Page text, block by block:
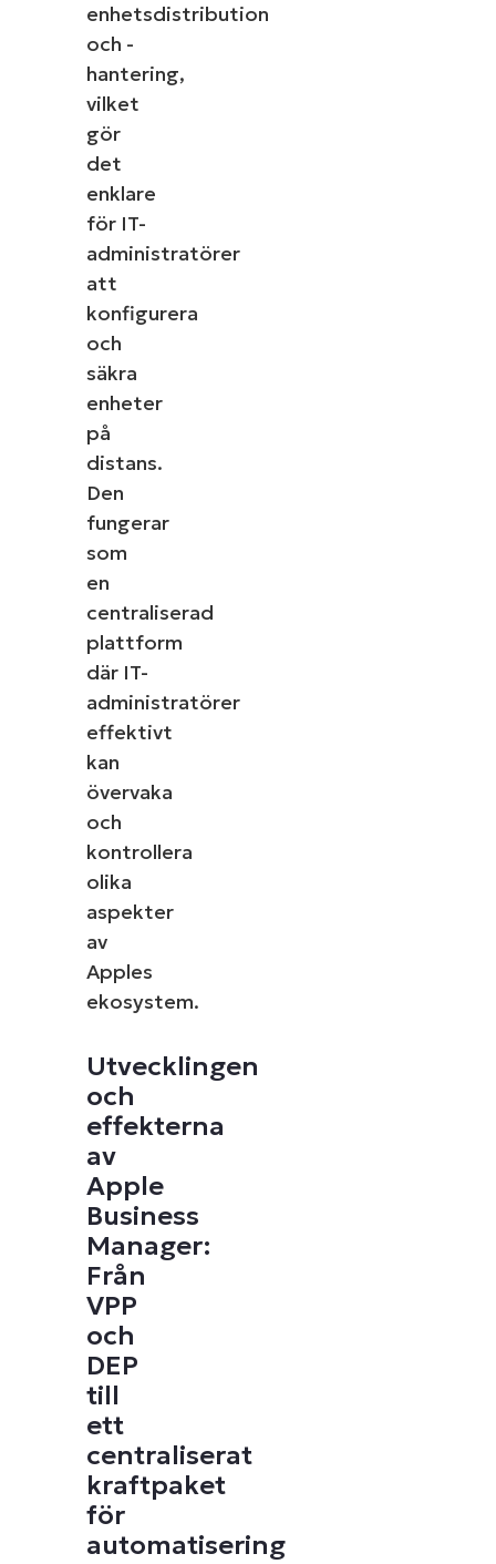
enhetsdistribution
och -
hantering,
vilket
gör
det
enklare
för IT-
administratörer
att
konfigurera
och
säkra
enheter
på
distans.
Den
fungerar
som
en
centraliserad
plattform
där IT-
administratörer
effektivt
kan
övervaka
och
kontrollera
olika
aspekter
av
Apples
ekosystem.
Utvecklingen
och
effekterna
av
Apple
Business
Manager:
Från
VPP
och
DEP
till
ett
centraliserat
kraftpaket
för
automatisering